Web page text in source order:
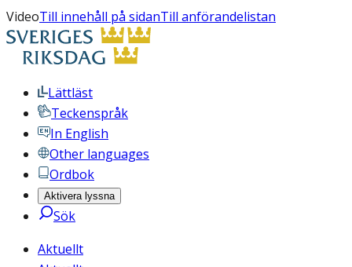
VideoTill innehåll på sidanTill anförandelistan
Lättläst
Teckenspråk
In English
Other languages
Ordbok
Aktivera lyssna
Sök
Aktuellt